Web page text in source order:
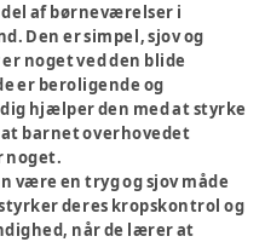
af børneværelser i
Den er simpel, sjov og
noget ved den blide
er beroligende og
hjælper den med at styrke
barnet overhovedet
noget.
være en tryg og sjov måde
deres kropskontrol og
når de lærer at